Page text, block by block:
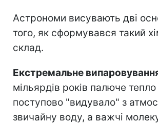
Астрономи висувають дві
того, як сформувався такий
склад.
Екстремальне
мільярдів років палюче тепло
поступово "видувало" з
звичайну воду, а важчі